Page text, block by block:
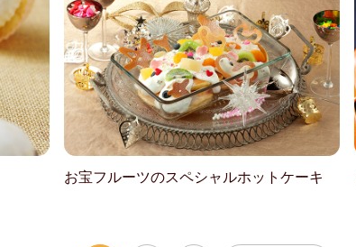
お宝フルーツのスペシャルホットケーキ